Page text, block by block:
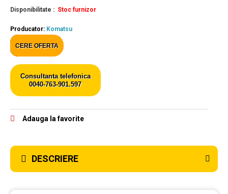
Disponibilitate : Stoc furnizor
Producator: Komatsu
CERE OFERTA
Consultanta telefonica
0040-763-901.597
Adauga la favorite
DESCRIERE